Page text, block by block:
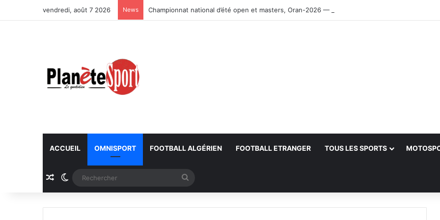
vendredi, août 7 2026 News Championnat national d’été open et masters, Oran-2026 — Le CRB s’adjuge le titre
ACCUEIL OMNISPORT FOOTBALL ALGÉRIEN FOOTBALL ETRANGER TOUS LES SPORTS
Article Aléatoire
Switch skin